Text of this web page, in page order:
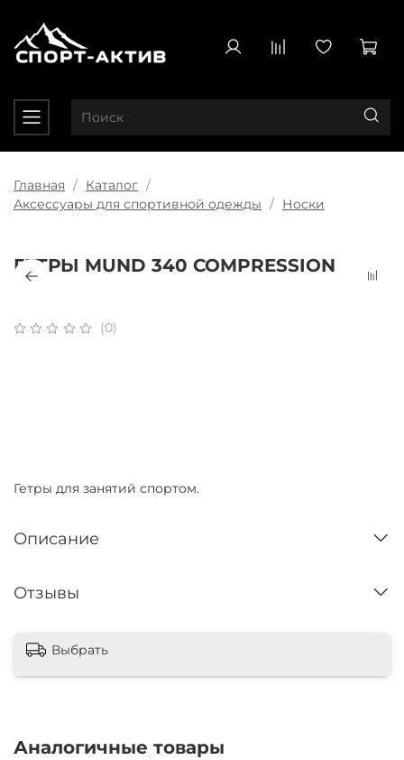
Главная
Каталог
Аксессуары для спортивной одежды
Носки
(0)
ГЕТРЫ MUND 340 COMPRESSION
Гетры для занятий спортом.
Описание
Отзывы
Выбрать
Аналогичные товары